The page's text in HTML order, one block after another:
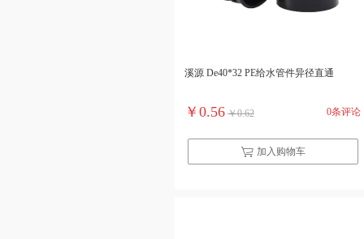
溪源 De40*32 PE给水管件异径直通
￥0.56 ￥0.62 0条评论
加入购物车